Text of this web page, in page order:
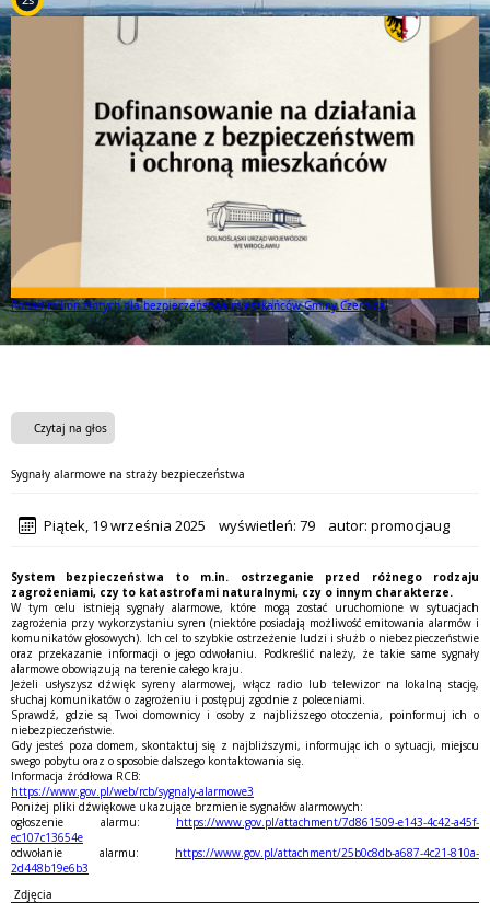
Ponad milion złotych dla bezpieczeństwa mieszkańców Gminy Czernica!
Ponad milion złotych dla bezpieczeństwa mieszkańców Gminy Czernica!
Czytaj na głos
Sygnały alarmowe na straży bezpieczeństwa
Piątek, 19 września 2025 wyświetleń: 79 autor: promocjaug
System bezpieczeństwa to m.in. ostrzeganie przed różnego rodzaju
zagrożeniami, czy to katastrofami naturalnymi, czy o innym charakterze.
W tym celu istnieją sygnały alarmowe, które mogą zostać uruchomione w sytuacjach
zagrożenia przy wykorzystaniu syren (niektóre posiadają możliwość emitowania alarmów i
komunikatów głosowych). Ich cel to szybkie ostrzeżenie ludzi i służb o niebezpieczeństwie
oraz przekazanie informacji o jego odwołaniu. Podkreślić należy, że takie same sygnały
alarmowe obowiązują na terenie całego kraju.
Jeżeli usłyszysz dźwięk syreny alarmowej, włącz radio lub telewizor na lokalną stację,
słuchaj komunikatów o zagrożeniu i postępuj zgodnie z poleceniami.
Sprawdź, gdzie są Twoi domownicy i osoby z najbliższego otoczenia, poinformuj ich o
niebezpieczeństwie.
Gdy jesteś poza domem, skontaktuj się z najbliższymi, informując ich o sytuacji, miejscu
swego pobytu oraz o sposobie dalszego kontaktowania się.
Informacja źródłowa RCB:
https://www.gov.pl/web/rcb/sygnaly-alarmowe3
Poniżej pliki dźwiękowe ukazujące brzmienie sygnałów alarmowych:
ogłoszenie alarmu: https://www.gov.pl/attachment/7d861509-e143-4c42-a45f-
ec107c13654e
odwołanie alarmu: https://www.gov.pl/attachment/25b0c8db-a687-4c21-810a-
2d448b19e6b3
Zdjęcia